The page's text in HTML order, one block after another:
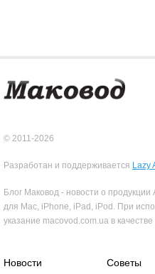
© 2011-2026
Разработан и поддерживается Lazy
Блог Маковод - новости о
для Mac, iPhone, iPad, iPod. При
указание macovod.com.ua в
Новости Советы